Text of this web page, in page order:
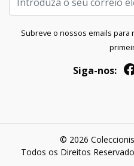
Subreve o nossos emails
Siga-nos:
© 2026
Todos os Direitos